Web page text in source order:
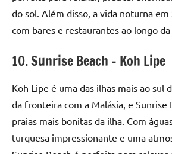
do sol. Além disso, a vida noturna em
com bares e restaurantes ao longo da
10. Sunrise Beach – Koh Lipe
Koh Lipe é uma das ilhas mais ao sul
da fronteira com a Malásia, e Sunrise
praias mais bonitas da ilha. Com
turquesa impressionante e uma